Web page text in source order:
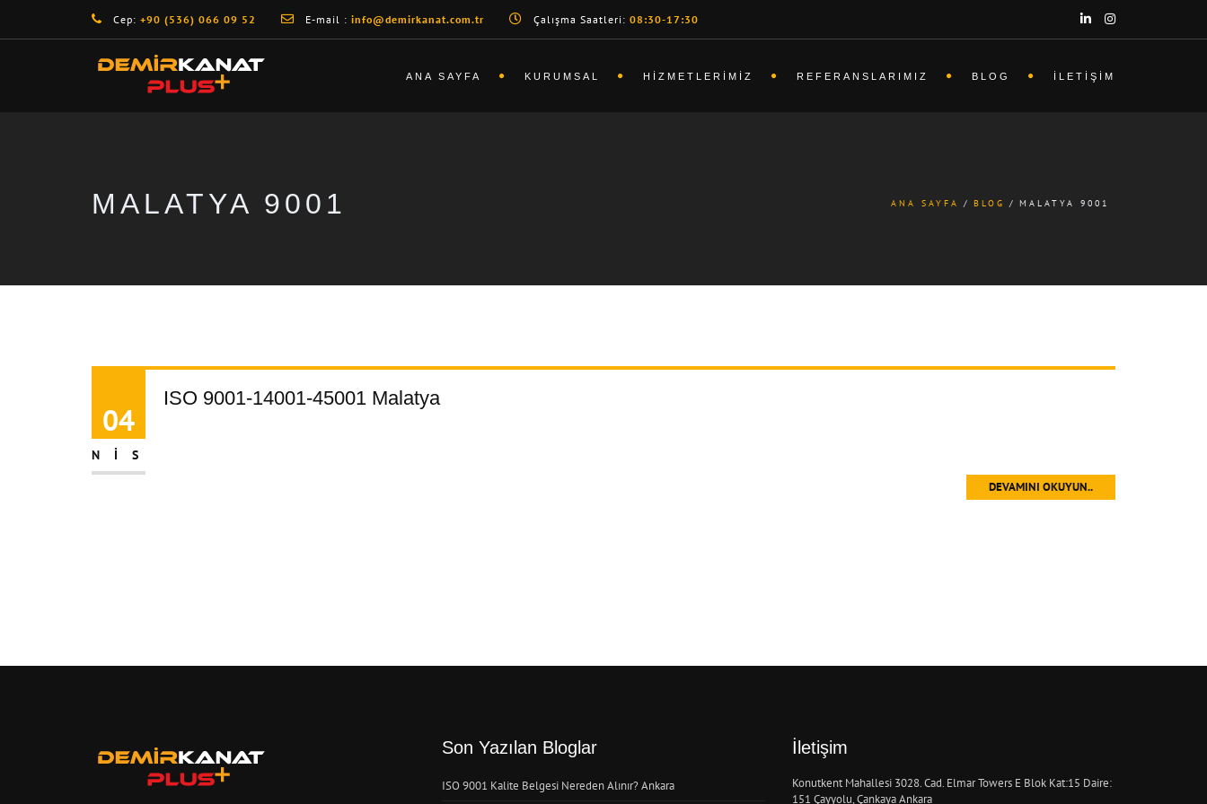
Cep: +90 (536) 066 09 52 E-mail : info@demirkanat.com.tr Çalışma Saatleri: 08:30-17:30
ANA SAYFA KURUMSAL HIZMETLERIMIZ REFERANSLARIMIZ BLOG İLETIŞIM
MALATYA 9001 ANA SAYFA BLOG MALATYA 9001
04
NIS
ISO 9001-14001-45001 Malatya
DEVAMINI OKUYUN..
Son Yazılan Bloglar
ISO 9001 Kalite Belgesi Nereden Alınır? Ankara
İletişim
Konutkent Mahallesi 3028. Cad. Elmar Towers E Blok Kat:15 Daire:
151 Çayyolu, Çankaya Ankara